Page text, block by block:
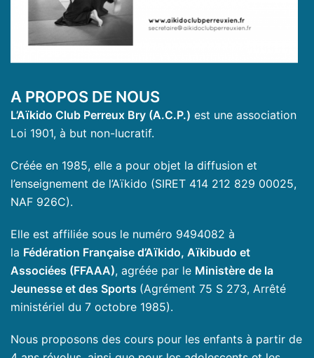
A PROPOS DE NOUS
L’Aïkido Club Perreux Bry (A.C.P.) est une association
Loi 1901, à but non-lucratif.
Créée en 1985, elle a pour objet la diffusion et
l’enseignement de l’Aïkido (SIRET 414 212 829 00025,
NAF 926C).
Elle est affiliée sous le numéro 9494082 à
la Fédération Française d’Aïkido, Aïkibudo et
Associées (FFAAA), agréée par le Ministère de la
Jeunesse et des Sports (Agrément 75 S 273, Arrêté
ministériel du 7 octobre 1985).
Nous proposons des cours pour les enfants à partir de